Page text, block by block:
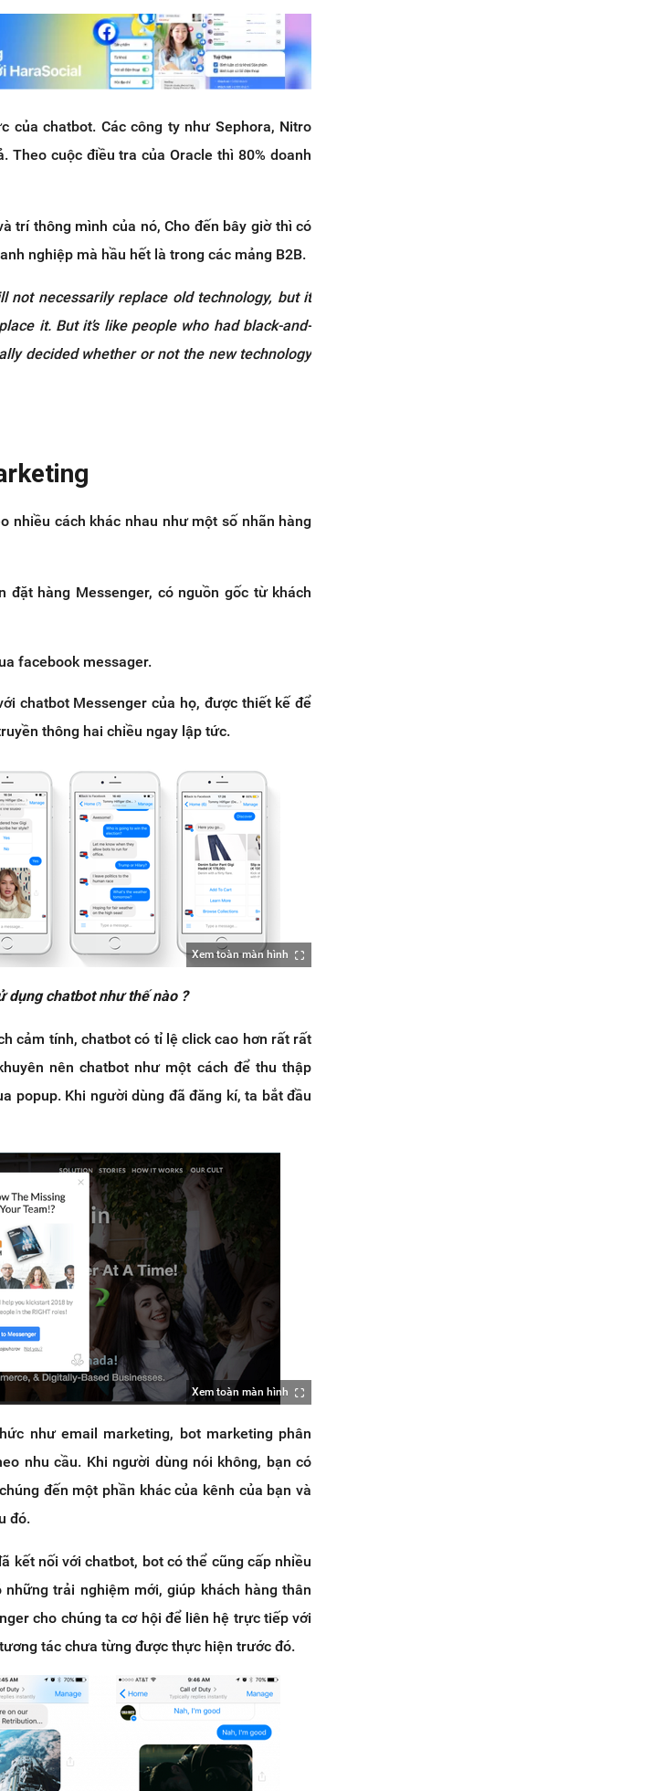
của chatbot. Các công ty như Sephora, Nitro
Theo cuộc điều tra của Oracle thì 80% doanh
trí thông mình của nó, Cho đến bây giờ thì có
nghiệp mà hầu hết là trong các mảng B2B.
not necessarily replace old technology, but it
it. But it’s like people who had black-and-
decided whether or not the new technology
nhiều cách khác nhau như một số nhãn hàng
đặt hàng Messenger, có nguồn gốc từ khách
facebook messager.
chatbot Messenger của họ, được thiết kế để
thông hai chiều ngay lập tức.
Xem toàn màn hình
dụng chatbot như thế nào ?
cảm tính, chatbot có tỉ lệ click cao hơn rất rất
nên chatbot như một cách để thu thập
popup. Khi người dùng đã đăng kí, ta bắt đầu
Xem toàn màn hình
như email marketing, bot marketing phân
nhu cầu. Khi người dùng nói không, bạn có
đến một phần khác của kênh của bạn và
đó.
kết nối với chatbot, bot có thể cũng cấp nhiều
trải nghiệm mới, giúp khách hàng thân
cho chúng ta cơ hội để liên hệ trực tiếp với
tác chưa từng được thực hiện trước đó.